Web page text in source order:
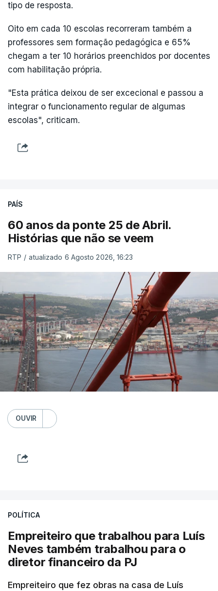
tipo de resposta.
Oito em cada 10 escolas recorreram também a
professores sem formação pedagógica e 65%
chegam a ter 10 horários preenchidos por docentes
com habilitação própria.
"Esta prática deixou de ser excecional e passou a
integrar o funcionamento regular de algumas
escolas", criticam.
PAÍS
60 anos da ponte 25 de Abril.
Histórias que não se veem
RTP / atualizado 6 Agosto 2026, 16:23
OUVIR
POLÍTICA
Empreiteiro que trabalhou para Luís
Neves também trabalhou para o
diretor financeiro da PJ
Empreiteiro que fez obras na casa de Luís